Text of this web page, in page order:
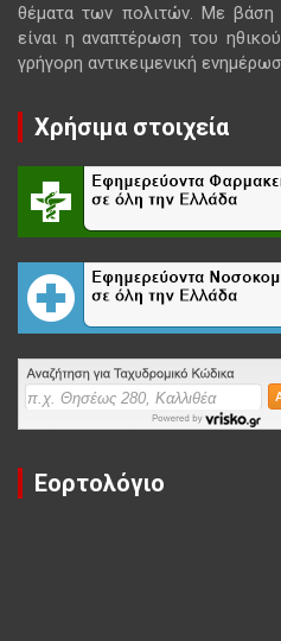
θέματα των πολιτών. Με
είναι η αναπτέρωση του
γρήγορη αντικειμενική
Χρήσιμα στοιχεία
Εορτολόγιο